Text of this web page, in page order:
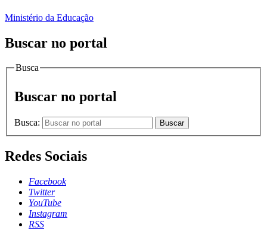
Ministério da Educação
Buscar no portal
Busca
Buscar no portal
Busca: Buscar
Redes Sociais
Facebook
Twitter
YouTube
Instagram
RSS